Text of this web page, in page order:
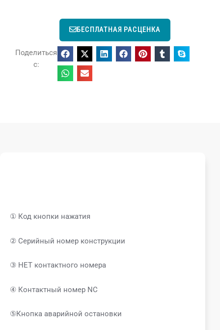
БЕСПЛАТНАЯ РАСЦЕНКА
Поделиться
с:
① Код кнопки нажатия
② Серийный номер конструкции
③ НЕТ контактного номера
④ Контактный номер NC
⑤Кнопка аварийной остановки